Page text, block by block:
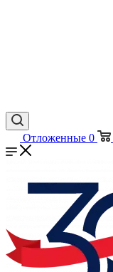
Отложенные 0